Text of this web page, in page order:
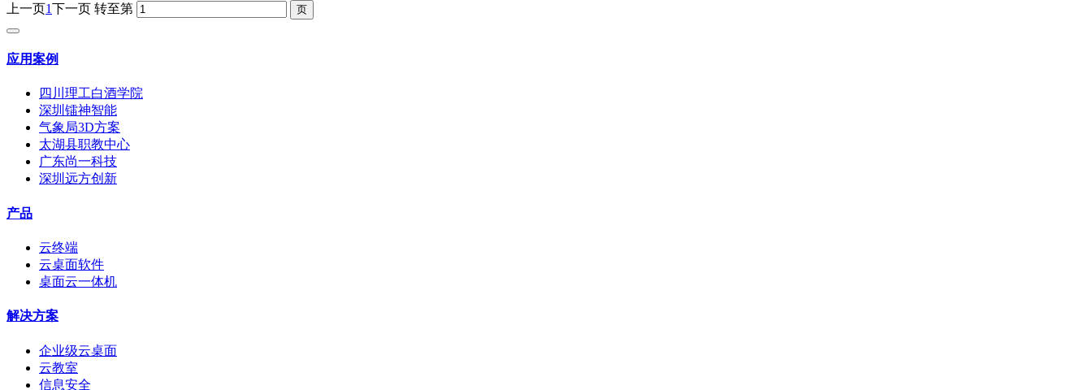
上一页1下一页 转至第
应用案例
四川理工白酒学院
深圳镭神智能
气象局3D方案
太湖县职教中心
广东尚一科技
深圳远方创新
产品
云终端
云桌面软件
桌面云一体机
解决方案
企业级云桌面
云教室
信息安全